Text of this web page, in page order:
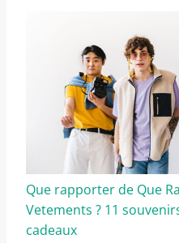
Que rapporter de Que
Vetements ? 11
cadeaux